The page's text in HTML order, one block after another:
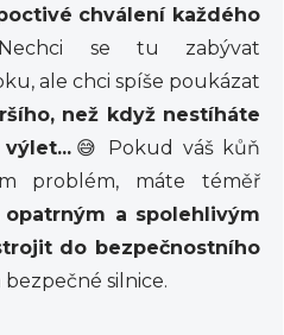
chválení každého
se tu zabývat
ale chci spíše poukázat
než když nestíháte
😅 Pokud váš kůň
problém, máte téměř
opatrným a spolehlivým
do bezpečnostního
silnice.